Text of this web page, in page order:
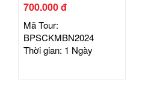
700.000 đ
Mã Tour:
BPSCKMBN2024
Thời gian: 1 Ngày